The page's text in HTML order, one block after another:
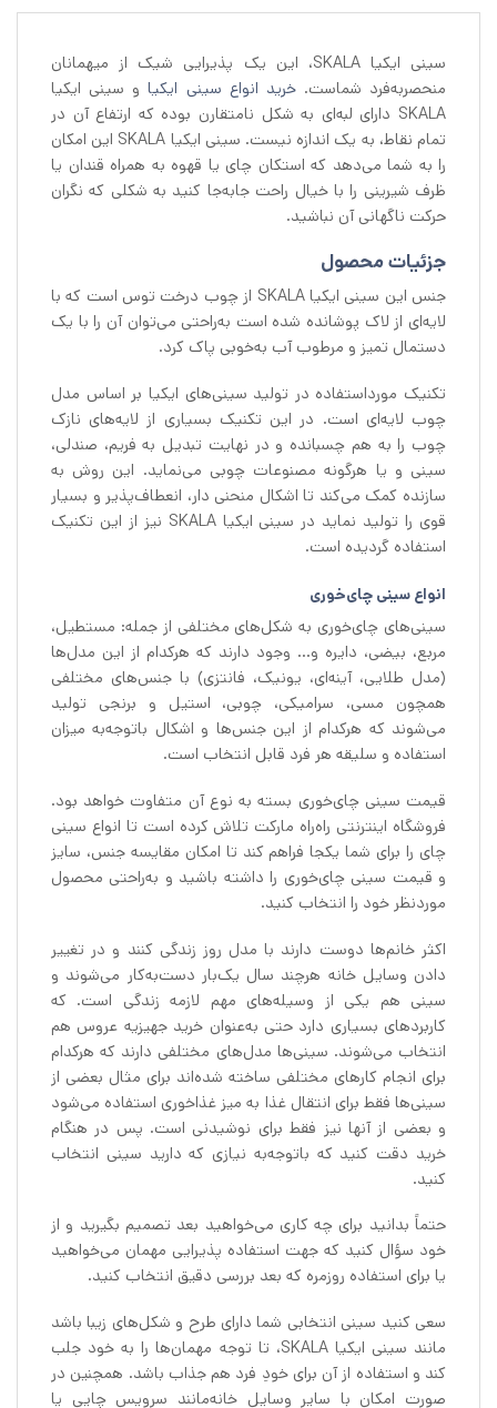
سینی ایکیا SKALA، این یک پذیرایی شیک از میهمانان
منحصربه‌فرد شماست.خرید انواع سینی ایکیاو سینی ایکیا
SKALA دارای لبه‌ای به شکل نامتقارن بوده که ارتفاع آن در
تمام نقاط، به یک اندازه نیست. سینی ایکیا SKALA این امکان
را به شما می‌دهد که استکان چای یا قهوه به همراه قندان یا
ظرف شیرینی را با خیال راحت جابه‌جا کنید به شکلی که نگران
حرکت ناگهانی آن نباشید.
جزئیات محصول
جنس این سینی ایکیا SKALA از چوب درخت توس است که با
لایه‌ای از لاک پوشانده شده است به‌راحتی می‌توان آن را با یک
دستمال تمیز و مرطوب آب به‌خوبی پاک کرد.
تکنیک مورداستفاده در تولید سینی‌های ایکیا بر اساس مدل
چوب لایه‌ای است. در این تکنیک بسیاری از لایه‌های نازک
چوب را به هم چسبانده و در نهایت تبدیل به فریم، صندلی،
سینی و یا هرگونه مصنوعات چوبی می‌نماید. این روش به
سازنده کمک می‌کند تا اشکال منحنی دار، انعطاف‌پذیر و بسیار
قوی را تولید نماید در سینی ایکیا SKALA نیز از این تکنیک
استفاده گردیده است.
انواع سینی چای‌خوری
سینی‌های چای‌خوری به شکل‌های مختلفی از جمله: مستطیل،
مربع، بیضی، دایره و… وجود دارند که هرکدام از این مدل‌ها
(مدل طلایی، آینه‌ای، یونیک، فانتزی) با جنس‌های مختلفی
همچون مسی، سرامیکی، چوبی، استیل و برنجی تولید
می‌شوند که هرکدام از این جنس‌ها و اشکال باتوجه‌به میزان
استفاده و سلیقه هر فرد قابل انتخاب است.
قیمت سینی چای‌خوری بسته به نوع آن متفاوت خواهد بود.
فروشگاه اینترنتی راه‌راه مارکت تلاش کرده است تا انواع سینی
چای را برای شما یکجا فراهم کند تا امکان مقایسه جنس، سایز
و قیمت سینی چای‌خوری را داشته باشید و به‌راحتی محصول
موردنظر خود را انتخاب کنید.
اکثر خانم‌ها دوست دارند با مدل روز زندگی کنند و در تغییر
دادن وسایل خانه هرچند سال یک‌بار دست‌به‌کار می‌شوند و
سینی هم یکی از وسیله‌های مهم لازمه زندگی است. که
کاربردهای بسیاری دارد حتی به‌عنوان خرید جهیزیه عروس هم
انتخاب می‌شوند. سینی‌ها مدل‌های مختلفی دارند که هرکدام
برای انجام کارهای مختلفی ساخته شده‌اند برای مثال بعضی از
سینی‌ها فقط برای انتقال غذا به میز غذاخوری استفاده می‌شود
و بعضی از آنها نیز فقط برای نوشیدنی است. پس در هنگام
خرید دقت کنید که باتوجه‌به نیازی که دارید سینی انتخاب
کنید.
حتماً بدانید برای چه کاری می‌خواهید بعد تصمیم بگیرید و از
خود سؤال کنید که جهت استفاده پذیرایی مهمان می‌خواهید
یا برای استفاده روزمره که بعد بررسی دقیق انتخاب کنید.
سعی کنید سینی انتخابی شما دارای طرح و شکل‌های زیبا باشد
مانند سینی ایکیا SKALA، تا توجه مهمان‌ها را به خود جلب
کند و استفاده از آن برای خودِ فرد هم جذاب باشد. همچنین در
صورت امکان با سایر وسایل خانه‌مانند سرویس چایی یا